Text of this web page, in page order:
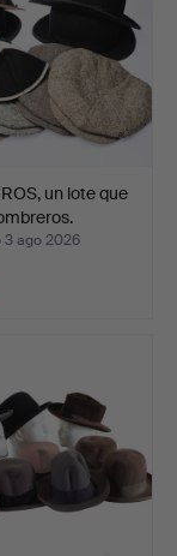
un lote que
3 ago 2026